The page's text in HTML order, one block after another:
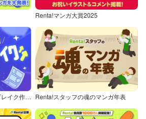
Renta!マンガ大賞2025
出版社が選ぶ！ネクストブレイク作品特集 Renta!スタッフの魂のマンガ年表